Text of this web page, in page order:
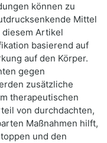
können zu
Mittel
Artikel
basierend auf
auf den Körper.
gegen
zusätzliche
therapeutischen
von durchdachten,
Maßnahmen hilft,
und den